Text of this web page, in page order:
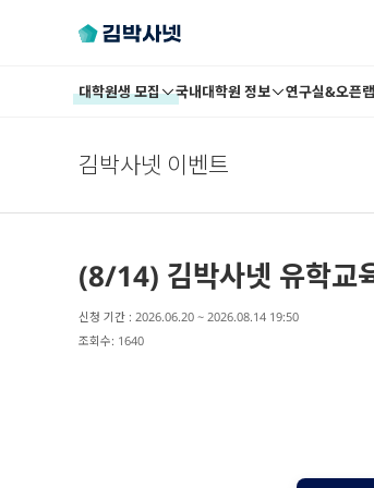
대학원생 모집 국내대학원 정보 연구실&오픈랩
김박사넷 이벤트
(8/14) 김박사넷 유학교
신청 기간 : 2026.06.20 ~ 2026.08.14 19:50
조회수: 1640